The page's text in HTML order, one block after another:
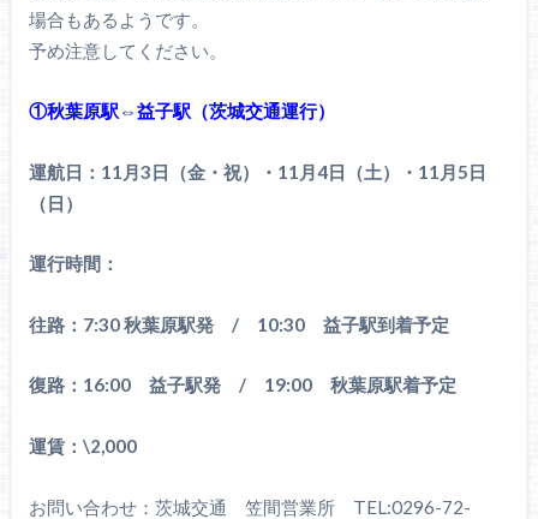
場合もあるようです。
予め注意してください。
①秋葉原駅⇔益子駅（茨城交通運行）
運航日：11月3日（金・祝）・11月4日（土）・11月5日
（日）
運行時間：
往路：7:30 秋葉原駅発 / 10:30 益子駅到着予定
復路：16:00 益子駅発 / 19:00 秋葉原駅着予定
運賃：\2,000
お問い合わせ：茨城交通 笠間営業所 TEL:0296-72-